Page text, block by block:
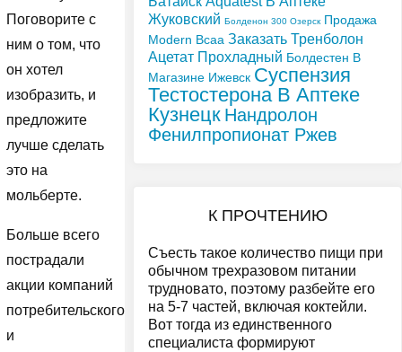
Поговорите с
ним о том, что
он хотел
изобразить, и
предложите
лучше сделать
это на
мольберте.
Больше всего
пострадали
акции компаний
потребительского
и
Жуковский Болденон 300 Озерск Продажа
Modern Bcaa Заказать Тренболон
Ацетат Прохладный Болдестен В
Магазине Ижевск Суспензия
Тестостерона В Аптеке
Кузнецк Нандролон
Фенилпропионат Ржев
К ПРОЧТЕНИЮ
Съесть такое количество пищи при
обычном трехразовом питании
трудновато, поэтому разбейте его
на 5-7 частей, включая коктейли.
Вот тогда из единственного
специалиста формируют